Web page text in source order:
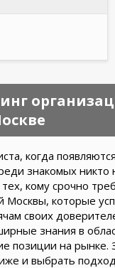
когда
знакомых
кому срочно
Москвы, которые
своих
знания в
позиции на рынке.
и выбрать